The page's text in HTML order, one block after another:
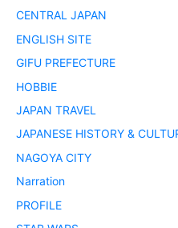
CENTRAL JAPAN
ENGLISH SITE
GIFU PREFECTURE
HOBBIE
JAPAN TRAVEL
JAPANESE HISTORY &
NAGOYA CITY
Narration
PROFILE